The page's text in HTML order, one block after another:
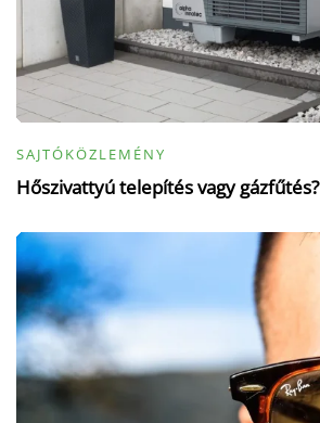
SAJTÓKÖZLEMÉNY
Hőszivattyú telepítés vagy gázfűtés?